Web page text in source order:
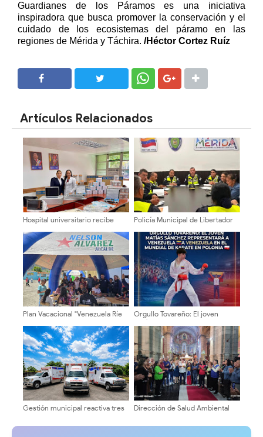
Guardianes de los Páramos es una iniciativa
inspiradora que busca promover la conservación y el
cuidado de los ecosistemas del páramo en las
regiones de Mérida y Táchira. /Héctor Cortez Ruíz
Artículos Relacionados
Hospital universitario recibe
ayudas técnicas
Policía Municipal de Libertador
2026» en Mérida
Plan Vacacional "Venezuela Ríe
cultura a niños del municipio
Libertador
Orgullo Tovareño: El joven
Matías Sánchez representará a
Venezuela en el Mundial de
Karate en Polonia
Gestión municipal reactiva tres
atención médica y traslados en
Dirección de Salud Ambiental
aniversario con profunda fe y